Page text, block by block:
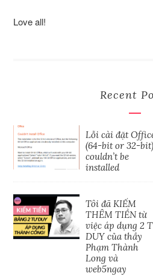
Love all!
Recent
Lỗi cài đặt
(64-bit or 32-bit)
couldn’t be
installed
Tôi đã KIẾM
THÊM TIỀN từ
việc áp dụng 2
DUY của thầy
Phạm Thành
Long và
web5ngay